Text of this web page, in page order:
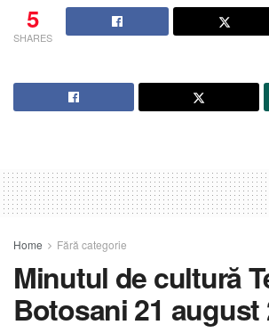
5
SHARES
Home Fără categorie
Minutul de cultură
Botosani 21 august